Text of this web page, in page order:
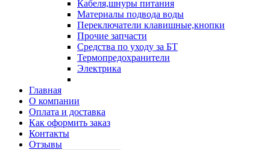
Кабеля,шнуры питания
Материалы подвода воды
Переключатели клавишные,кнопки
Прочие запчасти
Средства по уходу за БТ
Термопредохранители
Электрика
Главная
О компании
Оплата и доставка
Как оформить заказ
Контакты
Отзывы